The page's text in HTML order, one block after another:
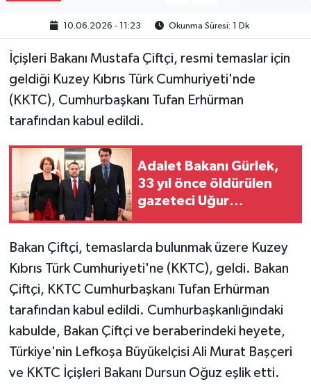
10.06.2026 - 11:23 Okunma Süresi: 1 Dk
İçişleri Bakanı Mustafa Çiftçi, resmi temaslar için
geldiği Kuzey Kıbrıs Türk Cumhuriyeti'nde
(KKTC), Cumhurbaşkanı Tufan Erhürman
tarafından kabul edildi.
Adalet Bakanı Gürlek,
33 yıl önce öldürülen
gazeteci Uğur
Bakan Çiftçi, temaslarda bulunmak üzere Kuzey
Kıbrıs Türk Cumhuriyeti'ne (KKTC), geldi. Bakan
Çiftçi, KKTC Cumhurbaşkanı Tufan Erhürman
tarafından kabul edildi. Cumhurbaşkanlığındaki
kabulde, Bakan Çiftçi ve beraberindeki heyete,
Türkiye'nin Lefkoşa Büyükelçisi Ali Murat Başçeri
ve KKTC İçişleri Bakanı Dursun Oğuz eşlik etti.